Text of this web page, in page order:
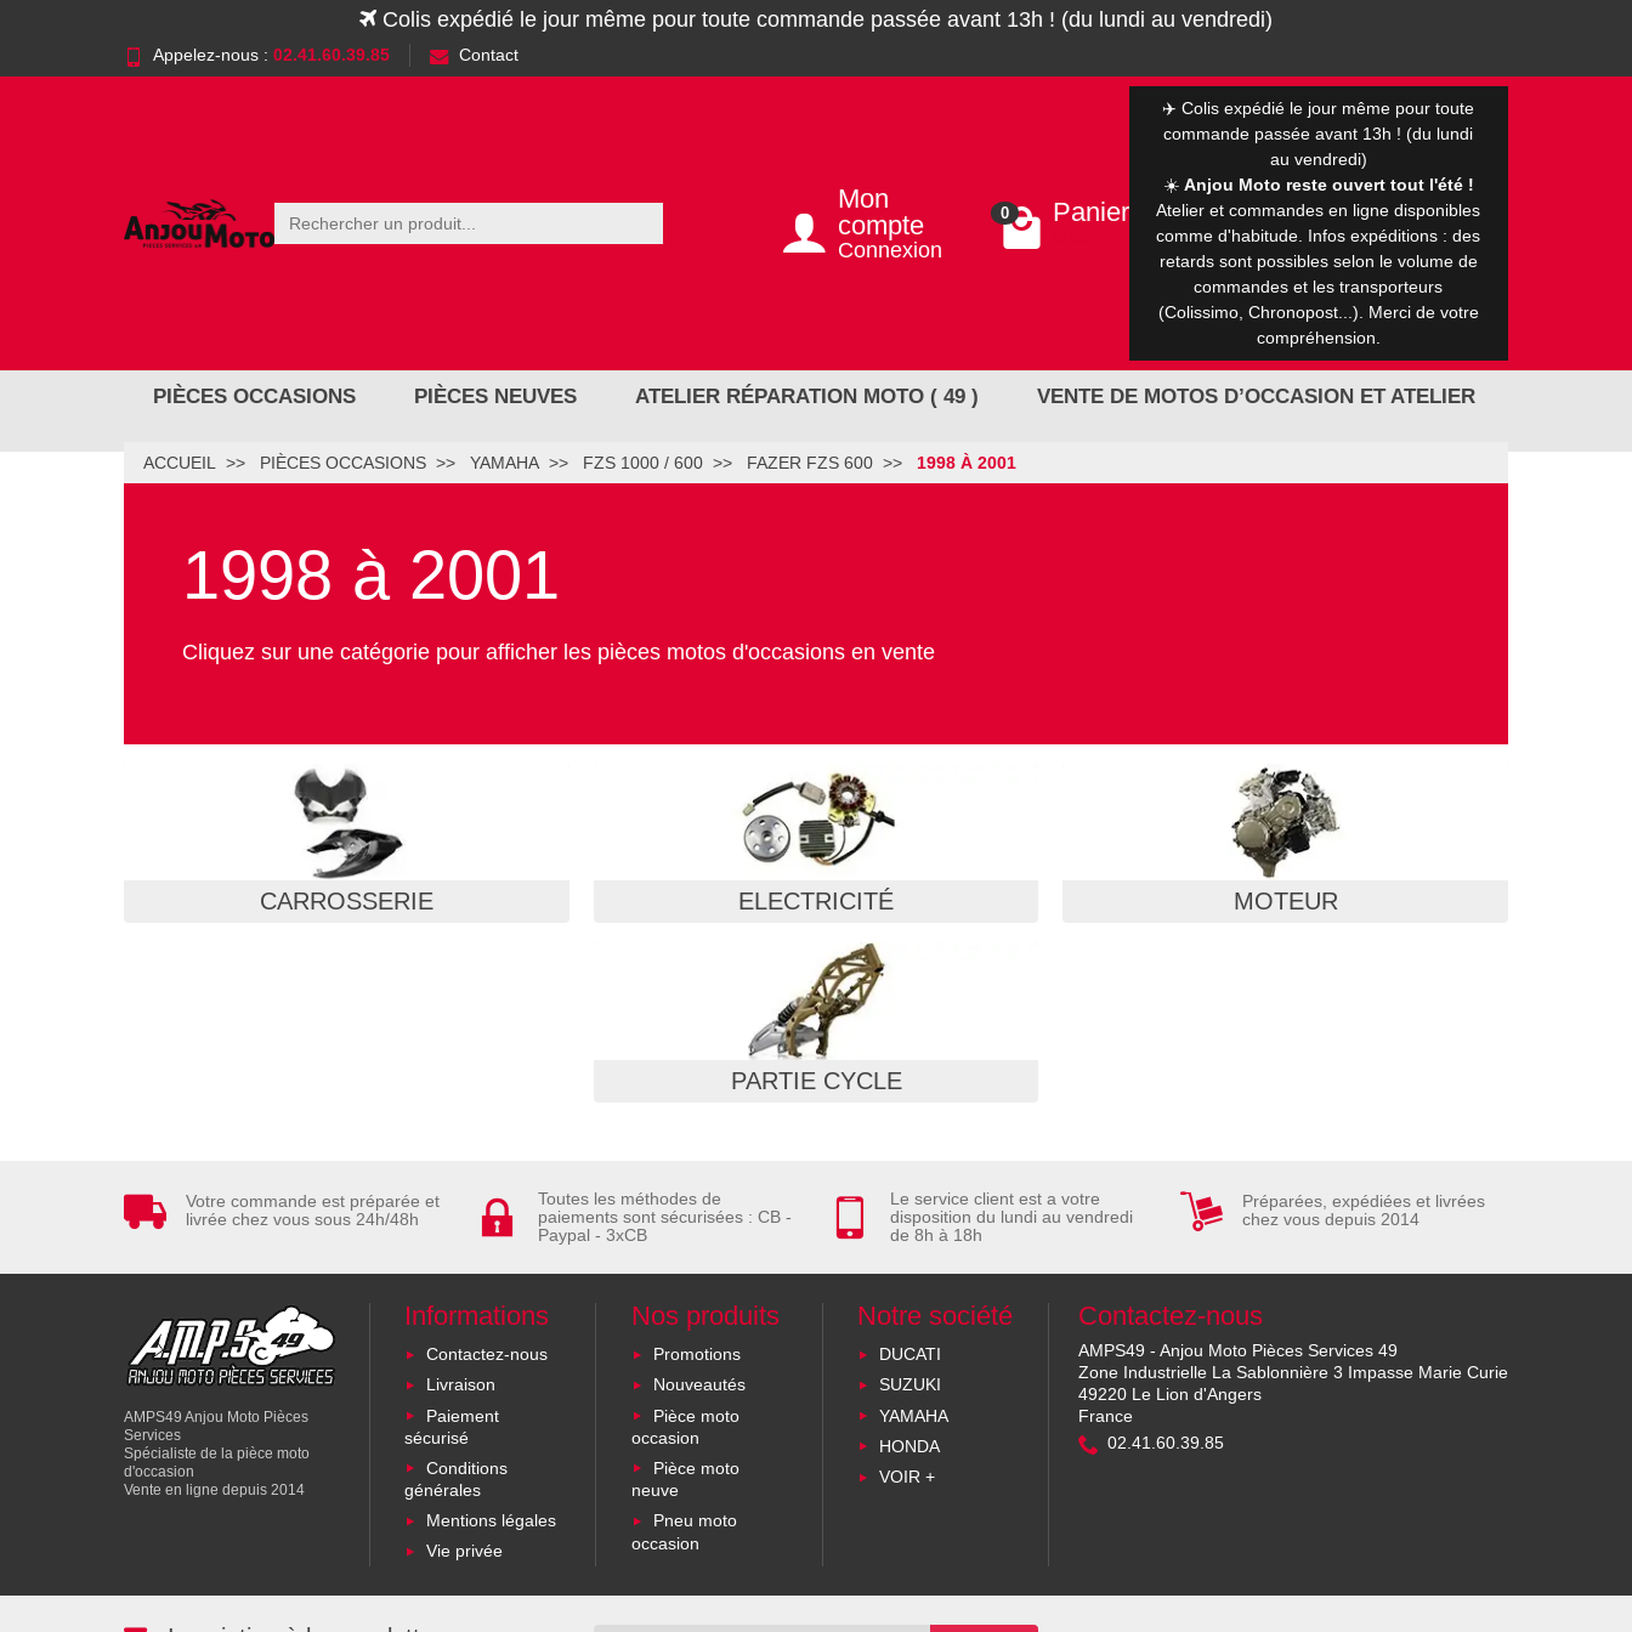
Colis expédié le jour même pour toute commande passée avant 13h ! (du lundi au vendredi)
Appelez-nous : 02.41.60.39.85 Contact
Mon
compte
Connexion
0 Panier
✈️ Colis expédié le jour même pour toute
commande passée avant 13h ! (du lundi
au vendredi)
☀️ Anjou Moto reste ouvert tout l'été !
Atelier et commandes en ligne disponibles
comme d'habitude. Infos expéditions : des
retards sont possibles selon le volume de
commandes et les transporteurs
(Colissimo, Chronopost...). Merci de votre
compréhension.
PIÈCES OCCASIONS PIÈCES NEUVES ATELIER RÉPARATION MOTO ( 49 ) VENTE DE MOTOS D’OCCASION ET ATELIER
ACCUEIL PIÈCES OCCASIONS YAMAHA FZS 1000 / 600 FAZER FZS 600 1998 À 2001
1998 à 2001
Cliquez sur une catégorie pour afficher les pièces motos d'occasions en vente
CARROSSERIE ELECTRICITÉ MOTEUR
PARTIE CYCLE
Votre commande est préparée et
livrée chez vous sous 24h/48h
Toutes les méthodes de
paiements sont sécurisées : CB -
Paypal - 3xCB
Le service client est a votre
disposition du lundi au vendredi
de 8h à 18h
Préparées, expédiées et livrées
chez vous depuis 2014
AMPS49 Anjou Moto Pièces
Services
Spécialiste de la pièce moto
d'occasion
Vente en ligne depuis 2014
Informations
Contactez-nous
Livraison
Paiement
sécurisé
Conditions
générales
Mentions légales
Vie privée
Nos produits
Promotions
Nouveautés
Pièce moto
occasion
Pièce moto
neuve
Pneu moto
occasion
Notre société
DUCATI
SUZUKI
YAMAHA
HONDA
VOIR +
Contactez-nous
AMPS49 - Anjou Moto Pièces Services 49
Zone Industrielle La Sablonnière 3 Impasse Marie Curie
49220 Le Lion d'Angers
France
02.41.60.39.85